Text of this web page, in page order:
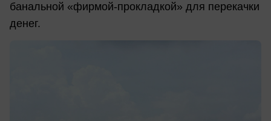
банальной «фирмой-прокладкой» для перекачки
денег.